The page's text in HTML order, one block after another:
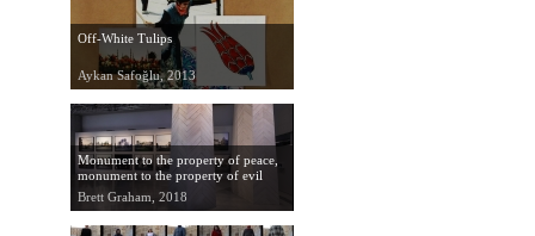
Off-White Tulips
Aykan Safoğlu, 2013
Monument to the property of peace,
monument to the property of evil
Brett Graham, 2018